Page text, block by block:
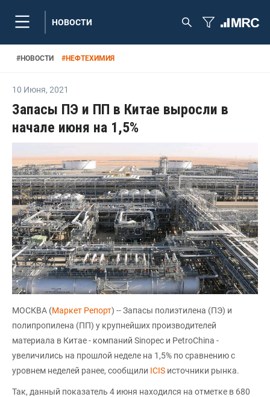
НОВОСТИ
#НОВОСТИ #НЕФТЕХИМИЯ
10 Июня, 2021
Запасы ПЭ и ПП в Китае выросли в
начале июня на 1,5%
МОСКВА (Маркет Репорт) -- Запасы полиэтилена (ПЭ) и
полипропилена (ПП) у крупнейших производителей
материала в Китае - компаний Sinopec и PetroChina -
увеличились на прошлой неделе на 1,5% по сравнению с
уровнем неделей ранее, сообщили ICIS источники рынка.
Так, данный показатель 4 июня находился на отметке в 680